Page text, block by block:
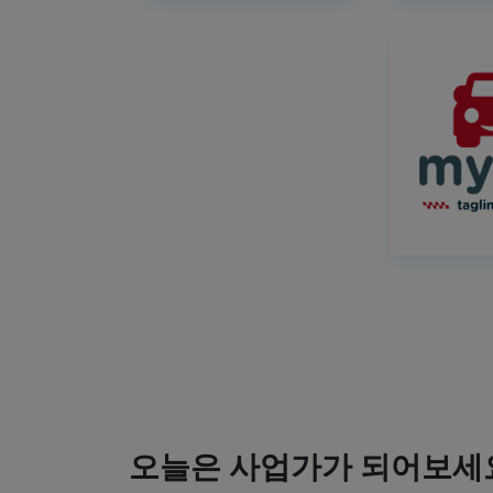
오늘은 사업가가 되어보세